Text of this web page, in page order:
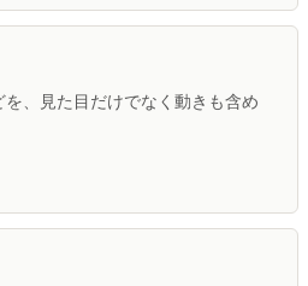
、見た目だけでなく動きも含め